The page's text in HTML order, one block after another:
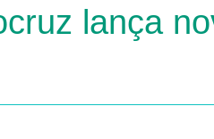
lança